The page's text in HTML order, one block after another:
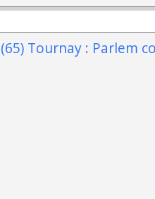
(65) Tournay : Parlem